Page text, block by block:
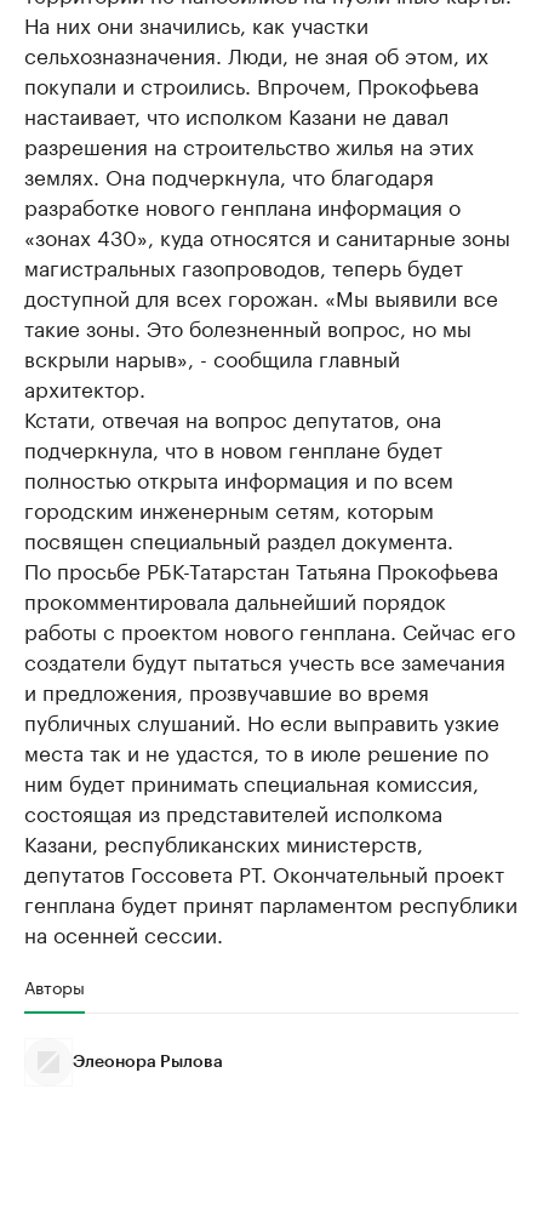
На них они значились, как участки
сельхозназначения. Люди, не зная об этом, их
покупали и строились. Впрочем, Прокофьева
настаивает, что исполком Казани не давал
разрешения на строительство жилья на этих
землях. Она подчеркнула, что благодаря
разработке нового генплана информация о
«зонах 430», куда относятся и санитарные зоны
магистральных газопроводов, теперь будет
доступной для всех горожан. «Мы выявили все
такие зоны. Это болезненный вопрос, но мы
вскрыли нарыв», - сообщила главный
архитектор.
Кстати, отвечая на вопрос депутатов, она
подчеркнула, что в новом генплане будет
полностью открыта информация и по всем
городским инженерным сетям, которым
посвящен специальный раздел документа.
По просьбе РБК-Татарстан Татьяна Прокофьева
прокомментировала дальнейший порядок
работы с проектом нового генплана. Сейчас его
создатели будут пытаться учесть все замечания
и предложения, прозвучавшие во время
публичных слушаний. Но если выправить узкие
места так и не удастся, то в июле решение по
ним будет принимать специальная комиссия,
состоящая из представителей исполкома
Казани, республиканских министерств,
депутатов Госсовета РТ. Окончательный проект
генплана будет принят парламентом республики
на осенней сессии.
Авторы
Элеонора Рылова